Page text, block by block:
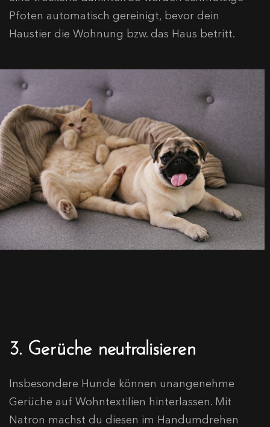
Pfoten automatisch gereinigt, bevor dein
Haustier die Wohnung bzw. das Haus betritt.
3. Gerüche neutralisieren
Insbesondere Hunde können unangenehme
Gerüche auf Wohntextilien hinterlassen. Mit
Natron machst du diesen im Handumdrehen